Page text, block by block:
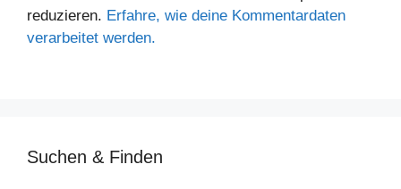
reduzieren. Erfahre, wie deine Kommentardaten
verarbeitet werden.
Suchen & Finden